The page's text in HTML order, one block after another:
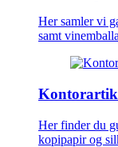
Her samler vi
samt
Her finder du
kopipapir og